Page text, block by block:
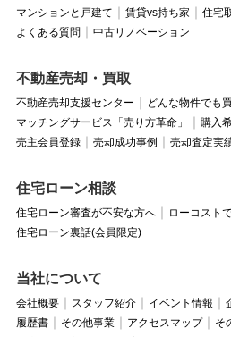
マンションと戸建て
賃貸vs持ち家
住宅
よくある質問
中古リノベーション
不動産売却・買取
不動産売却支援センター
どんな物件でも
マッチングサービス「売り方革命」
購入
売主会員登録
売却成功事例 売却査定実
住宅ローン相談
住宅ローン審査が不安な方へ
ローコスト
住宅ローン裏話(会員限定)
当社について
会社概要 スタッフ紹介 イベント情報
履歴書
その他事業 アクセスマップ
そ